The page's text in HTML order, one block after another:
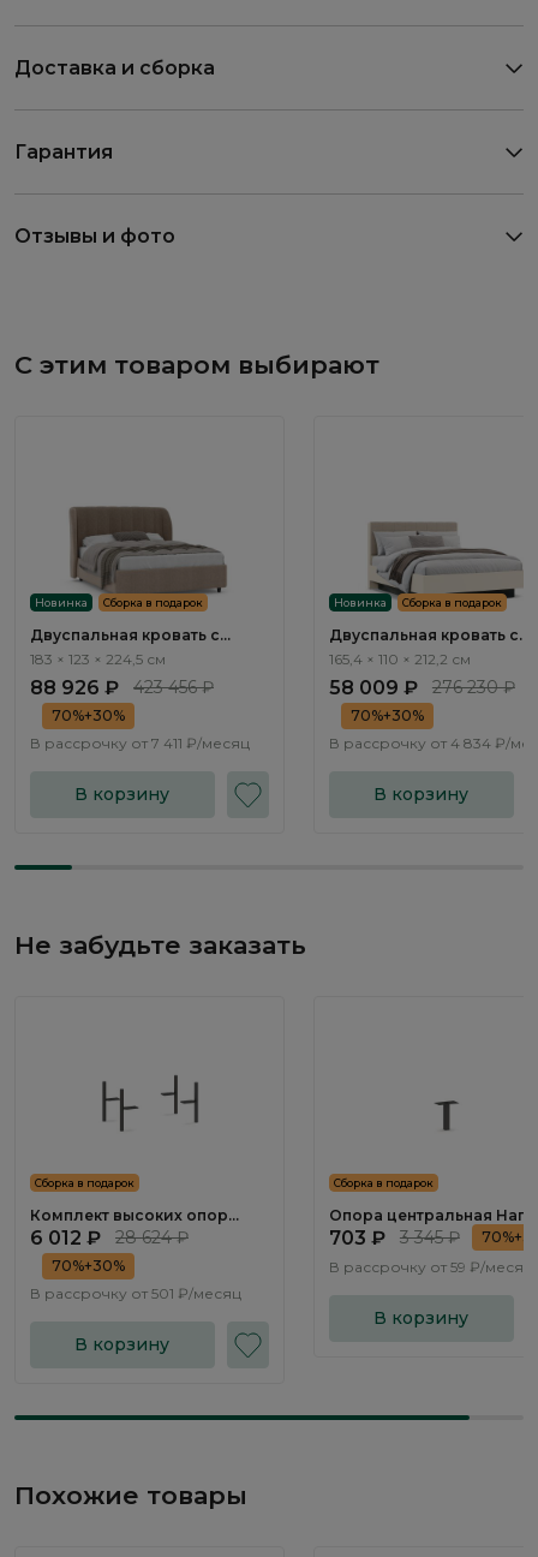
Доставка и сборка
Гарантия
Отзывы и фото
С этим товаром выбирают
Новинка Сборка в подарок
Двуспальная кровать с
подъемным механизмом
Наполи / Napoli NK243.22
183 × 123 × 224,5 см
88 926 ₽ 423 456 ₽
70%+30%
В рассрочку от 7 411 ₽/месяц
В корзину
Новинка Сборка в подарок
Двуспальная кровать с
подъемным механизмом
Наполи / Napoli NP201.2
165,4 × 110 × 212,2 см
58 009 ₽ 276 230 ₽
70%+30%
В рассрочку от 4 834 ₽/
В корзину
Не забудьте заказать
Сборка в подарок
Комплект высоких опор
Наполи / Napoli NP055.0
6 012 ₽ 28 624 ₽
70%+30%
В рассрочку от 501 ₽/месяц
В корзину
Сборка в подарок
Опора центральная
/ Napoli NP054.0
703 ₽ 3 345 ₽
В рассрочку от 59 ₽/месяц
В корзину
Похожие товары